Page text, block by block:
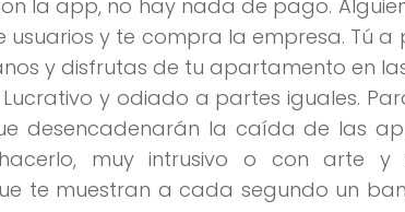
la app, no hay nada de pago.
usuarios y te compra la empresa. Tú
y disfrutas de tu apartamento en las
y odiado a partes iguales.
desencadenarán la caída de las
muy intrusivo o con arte y
te muestran a cada segundo un